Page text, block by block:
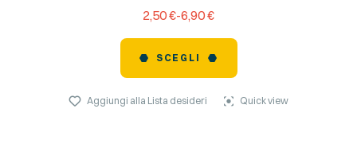
2,50€-6,90€
SCEGLI
Aggiungi alla Lista desideri Quick view